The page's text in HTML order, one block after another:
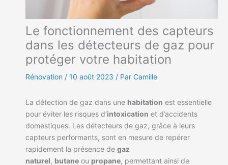
Le fonctionnement des capteurs
dans les détecteurs de gaz pour
protéger votre habitation
Rénovation / 10 août 2023 / Par Camille
La détection de gaz dans une habitation est essentielle
pour éviter les risques d’intoxication et d’accidents
domestiques. Les détecteurs de gaz, grâce à leurs
capteurs performants, sont en mesure de repérer
rapidement la présence de gaz
naturel, butane ou propane, permettant ainsi de